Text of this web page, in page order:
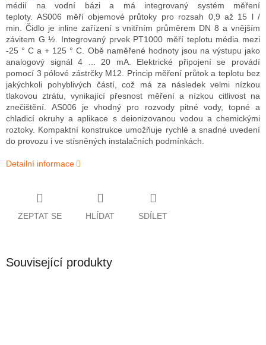
médií na vodní bázi a má integrovaný systém měření
teploty. AS006 měří objemové průtoky pro rozsah 0,9 až 15 l /
min. Čidlo je inline zařízení s vnitřním průměrem DN 8 a vnějším
závitem G ½. Integrovaný prvek PT1000 měří teplotu média mezi
-25 ° C a + 125 ° C. Obě naměřené hodnoty jsou na výstupu jako
analogový signál 4 ... 20 mA.
Elektrické připojení se provádí
pomocí 3 pólové zástrčky M12. Princip měření průtok a teplotu bez
jakýchkoli pohyblivých částí, což má za následek velmi nízkou
tlakovou ztrátu, vynikající přesnost měření a nízkou citlivost na
znečištění.
AS006 je vhodný pro rozvody pitné vody,
topné a
chladicí okruhy a aplikace s deionizovanou vodou a chemickými
roztoky. Kompaktní konstrukce umožňuje rychlé a snadné uvedení
do provozu i ve stísněných instalačních podmínkách.
Detailní informace
ZEPTAT SE HLÍDAT SDÍLET
Související produkty